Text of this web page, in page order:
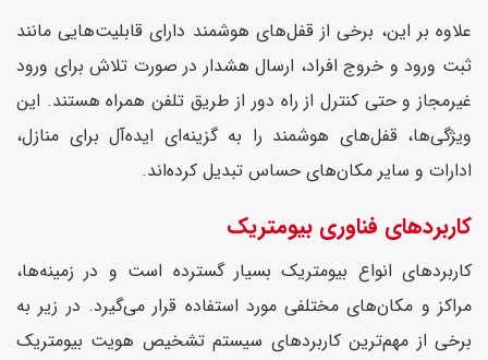
علاوه بر این، برخی از قفل‌های هوشمند دارای قابلیت‌هایی مانند
ثبت ورود و خروج افراد، ارسال هشدار در صورت تلاش برای ورود
غیرمجاز و حتی کنترل از راه دور از طریق تلفن همراه هستند. این
ویژگی‌ها، قفل‌های هوشمند را به گزینه‌ای ایده‌آل برای منازل،
ادارات و سایر مکان‌های حساس تبدیل کرده‌اند.
کاربردهای فناوری بیومتریک
کاربردهای انواع بیومتریک بسیار گسترده است و در زمینه‌ها،
مراکز و مکان‌های مختلفی مورد استفاده قرار می‌گیرد. در زیر به
برخی از مهم‌ترین کاربردهای سیستم تشخیص هویت بیومتریک